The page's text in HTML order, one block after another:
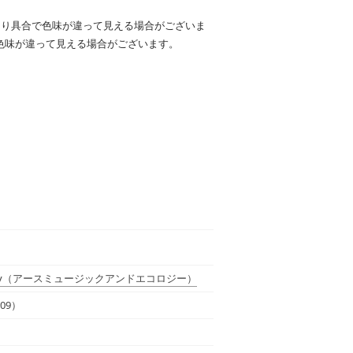
具合で色味が違って見える場合がございま
が違って見える場合がございます。
（アースミュージックアンドエコロジー）
）